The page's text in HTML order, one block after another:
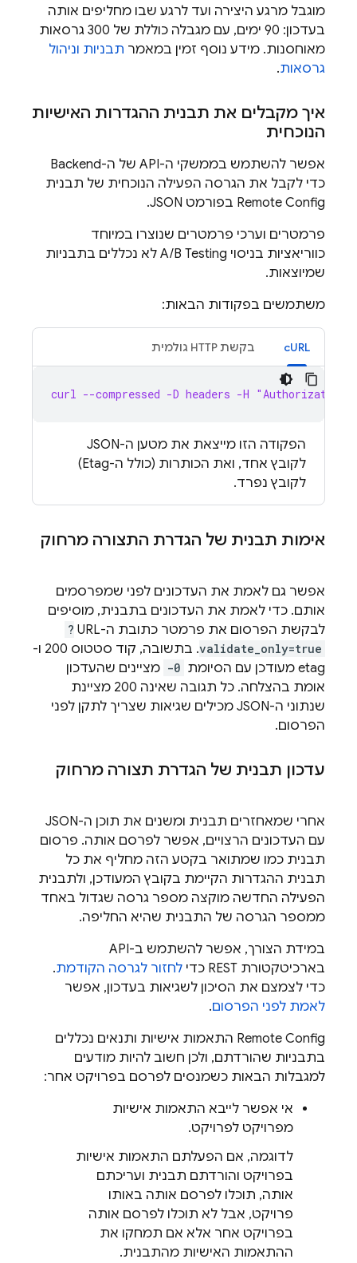
מוגבל מרגע היצירה ועד לרגע שבו מחליפים אותה
בעדכון: 90 ימים, עם מגבלה כוללת של 300 גרסאות
מאוחסנות. מידע נוסף זמין במאמר תבניות וניהול
גרסאות.
איך מקבלים את תבנית ההגדרות האישיות
הנוכחית
אפשר להשתמש בממשקי ה-API של ה-Backend
כדי לקבל את הגרסה הפעילה הנוכחית של תבנית
Remote Config בפורמט JSON.
פרמטרים וערכי פרמטרים שנוצרו במיוחד
כווריאציות בניסוי A/B Testing לא נכללים בתבניות
שמיוצאות.
משתמשים בפקודות הבאות:
cURL בקשת HTTP גולמית
curl --compressed -D headers -H
הפקודה הזו מייצאת את מטען ה-JSON
לקובץ אחד, ואת הכותרות (כולל ה-Etag)
לקובץ נפרד.
אימות תבנית של הגדרת התצורה מרחוק
אפשר גם לאמת את העדכונים לפני שמפרסמים
אותם. כדי לאמת את העדכונים בתבנית, מוסיפים
לבקשת הפרסום את פרמטר כתובת ה-URL
?
validate_only=true
. בתשובה, קוד סטטוס 200 ו-
etag מעודכן עם הסיומת
-0 מציינים שהעדכון
אומת בהצלחה. כל תגובה שאינה 200 מציינת
שנתוני ה-JSON מכילים שגיאות שצריך לתקן לפני
הפרסום.
עדכון תבנית של הגדרת תצורה מרחוק
אחרי שמאחזרים תבנית ומשנים את תוכן ה-JSON
עם העדכונים הרצויים, אפשר לפרסם אותה. פרסום
תבנית כמו שמתואר בקטע הזה מחליף את כל
תבנית ההגדרות הקיימת בקובץ המעודכן, ולתבנית
הפעילה החדשה מוקצה מספר גרסה שגדול באחד
ממספר הגרסה של התבנית שהיא החליפה.
במידת הצורך, אפשר להשתמש ב-API
בארכיטקטורת REST כדי
לחזור לגרסה הקודמת.
כדי לצמצם את הסיכון לשגיאות בעדכון, אפשר
לאמת לפני הפרסום.
Remote Config התאמות אישיות ותנאים נכללים
בתבניות שהורדתם, ולכן חשוב להיות מודעים
למגבלות הבאות כשמנסים לפרסם בפרויקט אחר:
אי אפשר לייבא התאמות אישיות
מפרויקט לפרויקט.
לדוגמה, אם הפעלתם התאמות אישיות
בפרויקט והורדתם תבנית ועריכתם
אותה, תוכלו לפרסם אותה באותו
פרויקט, אבל לא תוכלו לפרסם אותה
בפרויקט אחר אלא אם תמחקו את
ההתאמות האישיות מהתבנית.